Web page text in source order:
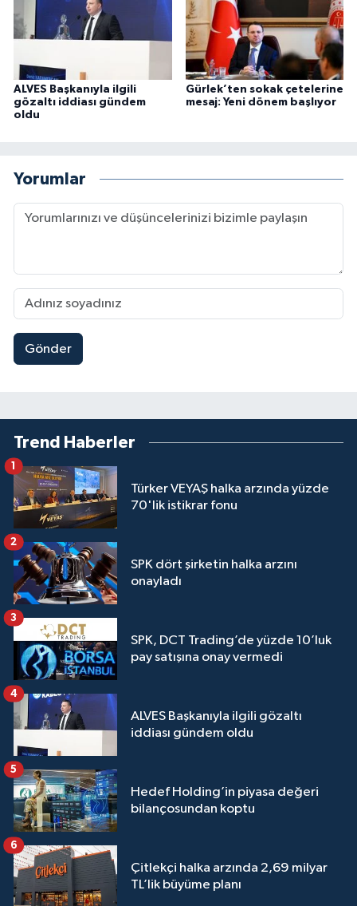
ALVES Başkanıyla ilgili
gözaltı iddiası gündem
oldu
Gürlek’ten sokak çetelerine
mesaj: Yeni dönem başlıyor
Yorumlar
Gönder
Trend Haberler
Türker VEYAŞ halka arzında yüzde
70'lik istikrar fonu
1
SPK dört şirketin halka arzını
onayladı
2
SPK, DCT Trading’de yüzde 10’luk
pay satışına onay vermedi
3
ALVES Başkanıyla ilgili gözaltı
iddiası gündem oldu
4
Hedef Holding’in piyasa değeri
bilançosundan koptu
5
Çitlekçi halka arzında 2,69 milyar
TL’lik büyüme planı
6